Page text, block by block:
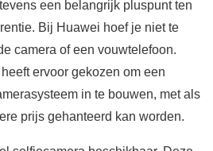
een belangrijk pluspunt ten
Bij Huawei hoef je niet te
camera of een vouwtelefoon.
ervoor gekozen om een
in te bouwen, met als
prijs gehanteerd kan worden.